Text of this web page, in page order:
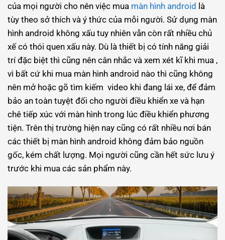
của mọi người cho nên việc mua màn hình android là
tùy theo sở thích và ý thức của mỗi người. Sử dụng màn
hình android không xấu tuy nhiên vẫn còn rất nhiều chủ
xế có thói quen xấu này. Dù là thiết bị có tính năng giải
trí đặc biệt thì cũng nên cân nhắc và xem xét kĩ khi mua ,
vì bất cứ khi mua màn hình android nào thì cũng không
nên mở hoặc gõ tìm kiếm video khi đang lái xe, để đảm
bảo an toàn tuyệt đối cho người điều khiển xe và hạn
chê tiếp xúc với màn hình trong lúc điều khiển phương
tiện. Trên thị trường hiện nay cũng có rất nhiều nơi bán
các thiết bị màn hình android không đảm bảo nguồn
gốc, kém chất lượng. Mọi người cũng cần hết sức lưu ý
trước khi mua các sản phẩm này.